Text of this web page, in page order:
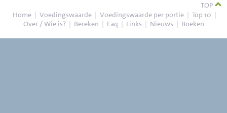
TOP
Home | Voedingswaarde | Voedingswaarde per portie | Top 10 |
Over / Wie is? | Bereken | Faq | Links | Nieuws | Boeken